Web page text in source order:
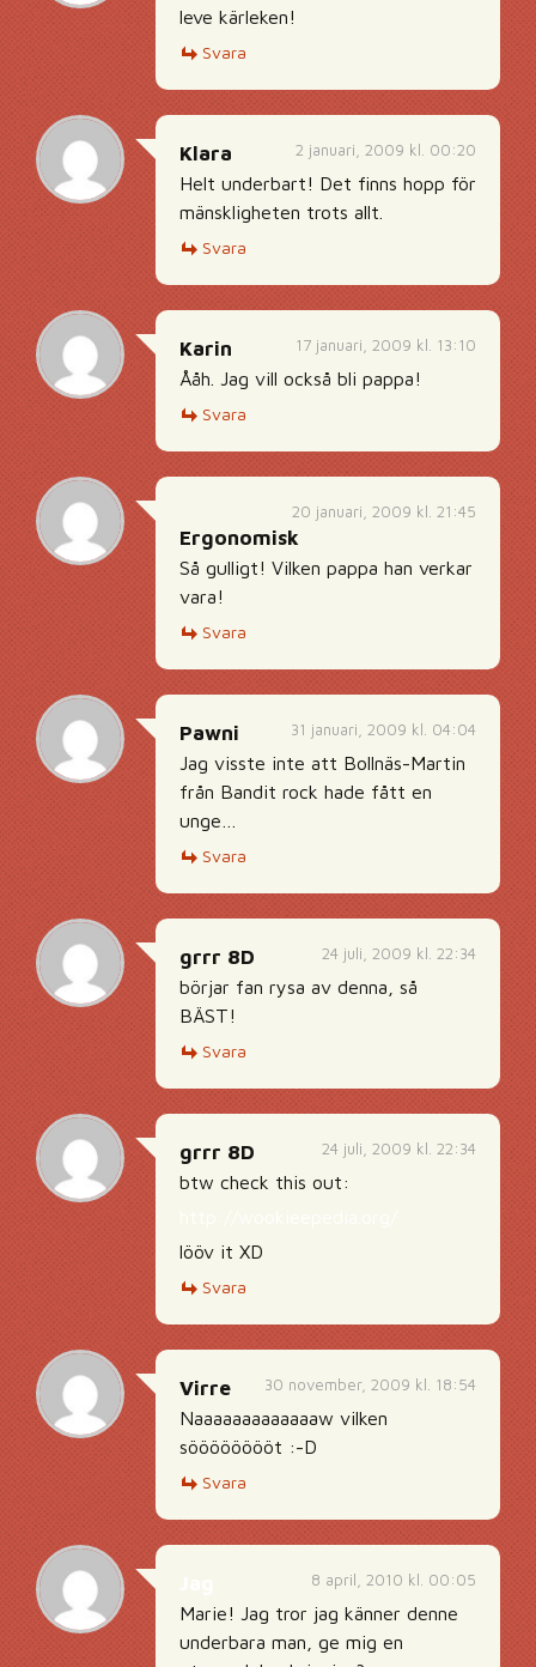
leve kärleken!
Svara
2 januari, 2009 kl. 00:20
Klara
Helt underbart! Det finns hopp för
mänskligheten trots allt.
Svara
17 januari, 2009 kl. 13:10
Karin
Ååh. Jag vill också bli pappa!
Svara
20 januari, 2009 kl. 21:45
Ergonomisk
Så gulligt! Vilken pappa han verkar
vara!
Svara
31 januari, 2009 kl. 04:04
Pawni
Jag visste inte att Bollnäs-Martin
från Bandit rock hade fått en
unge…
Svara
24 juli, 2009 kl. 22:34
grrr 8D
börjar fan rysa av denna, så
BÄST!
Svara
24 juli, 2009 kl. 22:34
grrr 8D
btw check this out:
lööv it XD
Svara
30 november, 2009 kl. 18:54
Virre
Naaaaaaaaaaaaaw vilken
sööööööööt :-D
Svara
8 april, 2010 kl. 00:05
Marie! Jag tror jag känner denne
underbara man, ge mig en